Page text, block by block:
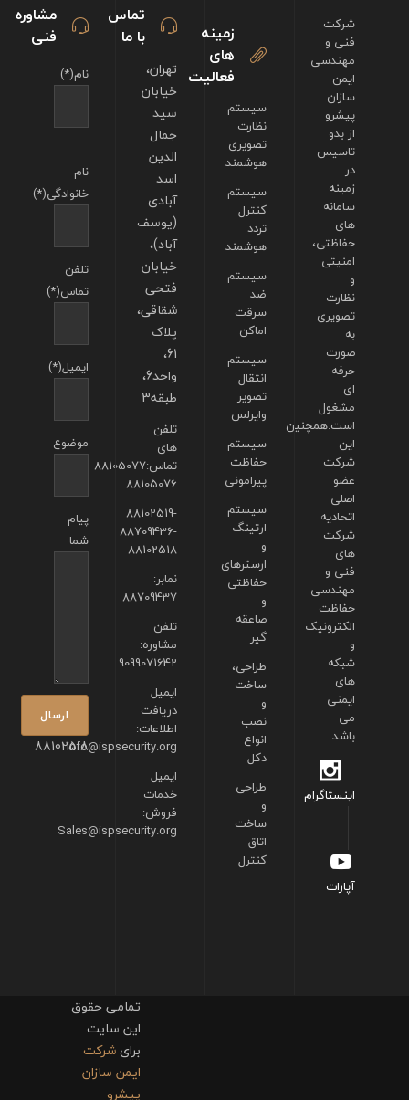
مشاوره
فنی
نام(*)
نام
خانوادگی(*)
تلفن
تماس(*)
ایمیل(*)
موضوع
پیام
شما
88102518
تماس
با ما
تهران،
خیابان
سید
جمال
الدین
اسد
آبادی
(یوسف
آباد)،
خیابان
فتحی
شقاقی،
پلاک
61،
واحد6،
طبقه3
تلفن
های
تماس:88105077-
88105076
88102519-
88709436-
88102518
نمابر:
88709437
تلفن
مشاوره:
9099071642
ایمیل
دریافت
اطلاعات:
info@ispsecurity.org
ایمیل
خدمات
فروش:
Sales@ispsecurity.org
زمینه
های
فعالیت
سیستم
نظارت
تصویری
هوشمند
سیستم
کنترل
تردد
هوشمند
سیستم
ضد
سرقت
اماکن
سیستم
انتقال
تصویر
وایرلس
سیستم
حفاظت
پیرامونی
سیستم
ارتینگ
و
ارسترهای
حفاظتی
و
صاعقه
گیر
طراحی،
ساخت
و
نصب
انواع
دکل
طراحی
و
ساخت
اتاق
کنترل
شرکت
فنی و
مهندسی
ایمن
سازان
پیشرو
از بدو
تاسیس
در
زمینه
سامانه
های
حفاظتی،
امنیتی
و
نظارت
تصویری
به
صورت
حرفه
ای
مشغول
است.همچنین
این
شرکت
عضو
اصلی
اتحادیه
شرکت
های
فنی و
مهندسی
حفاظت
الکترونیک
و
شبکه
های
ایمنی
می
باشد.
اینستاگرام
آپارات
تمامی حقوق
این سایت
برایشرکت
ایمن سازان
پیشرو